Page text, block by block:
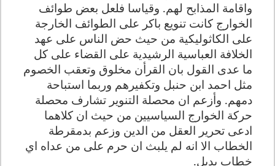
واقامة المذابح لهم. وقياسا فلعل بعض طوائف
الخوارج كانت تنويع باكر على الطوائف الخارجة
على الكاثوليكية من حيث حض الناس على عهد
الخلافة العباسية الرشيدية على القضاء على كل
ما عدى القول بان القرأن مخلوق وتعقب الخصوم
مثل احمد ابن حنبل وتكفيرهم وربما استباحة
دمهم. وأزعم ان محصلة التنوير تشارف محصلة
حركة الخوارج السياسيين من حيث ان كلاهما
ادعى تحرير العقل من الدين وزعم بدمقرطة
الخطاب الا انه لم يلبث ان حرم على من عداه اي
خطاب بديل.